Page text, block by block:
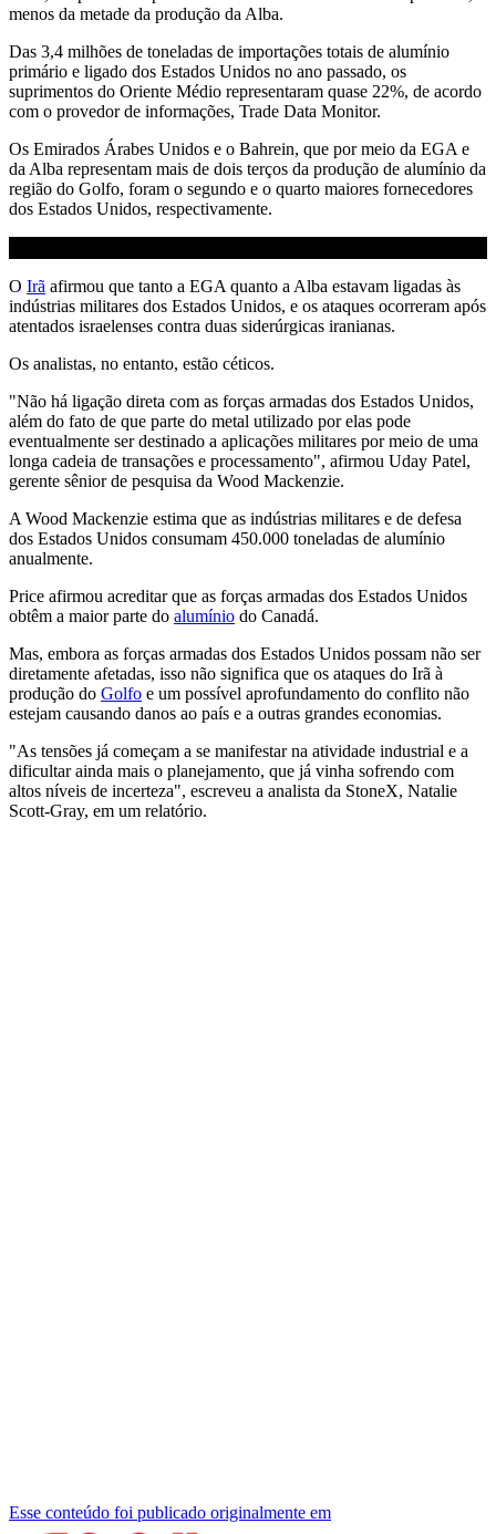
menos da metade da produção da Alba.
Das 3,4 milhões de toneladas de importações totais de alumínio
primário e ligado dos Estados Unidos no ano passado, os
suprimentos do Oriente Médio representaram quase 22%, de acordo
com o provedor de informações, Trade Data Monitor.
Os Emirados Árabes Unidos e o Bahrein, que por meio da EGA e
da Alba representam mais de dois terços da produção de alumínio da
região do Golfo, foram o segundo e o quarto maiores fornecedores
dos Estados Unidos, respectivamente.
O Irã afirmou que tanto a EGA quanto a Alba estavam ligadas às
indústrias militares dos Estados Unidos, e os ataques ocorreram após
atentados israelenses contra duas siderúrgicas iranianas.
Os analistas, no entanto, estão céticos.
"Não há ligação direta com as forças armadas dos Estados Unidos,
além do fato de que parte do metal utilizado por elas pode
eventualmente ser destinado a aplicações militares por meio de uma
longa cadeia de transações e processamento", afirmou Uday Patel,
gerente sênior de pesquisa da Wood Mackenzie.
A Wood Mackenzie estima que as indústrias militares e de defesa
dos Estados Unidos consumam 450.000 toneladas de alumínio
anualmente.
Price afirmou acreditar que as forças armadas dos Estados Unidos
obtêm a maior parte do alumínio do Canadá.
Mas, embora as forças armadas dos Estados Unidos possam não ser
diretamente afetadas, isso não significa que os ataques do Irã à
produção do Golfo e um possível aprofundamento do conflito não
estejam causando danos ao país e a outras grandes economias.
"As tensões já começam a se manifestar na atividade industrial e a
dificultar ainda mais o planejamento, que já vinha sofrendo com
altos níveis de incerteza", escreveu a analista da StoneX, Natalie
Scott-Gray, em um relatório.
Esse conteúdo foi publicado originalmente em